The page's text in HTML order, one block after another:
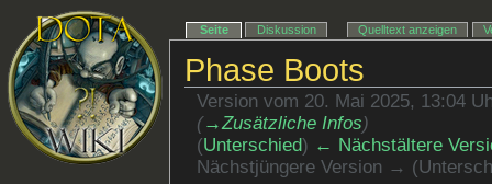
Phase Boots
Version vom 20. Mai 2025, 13:04
(→‎Zusätzliche Infos)
(Unterschied) ← Nächstältere
Nächstjüngere Version →
Seite Diskussion Quelltext anzeigen